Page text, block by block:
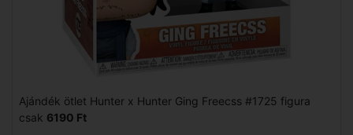
Ajándék ötlet Hunter x Hunter Ging Freecss #1725 figura
csak 6190 Ft